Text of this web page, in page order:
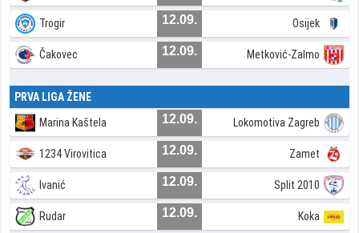
Trogir 12.09. Osijek
Čakovec 12.09. Metković-Zalmo
PRVA LIGA ŽENE
Marina Kaštela 12.09. Lokomotiva Zagreb
1234 Virovitica 12.09. Zamet
Ivanić 12.09. Split 2010
Rudar 12.09. Koka